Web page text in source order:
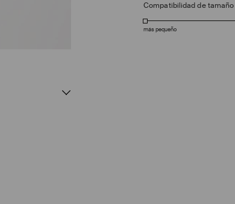
Compatibilidad de tamaño
más pequeño